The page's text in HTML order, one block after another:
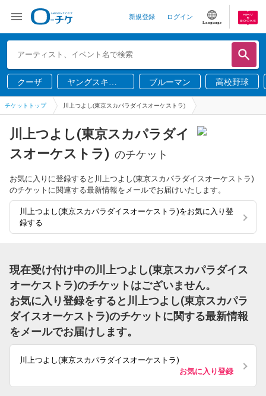
新規登録 ログイン
Language
クーザ
ヤングスキニ
ー
ブルーマン 高校野球
チケットトップ 川上つよし(東京スカパラダイスオーケストラ)
川上つよし(東京スカパラダイ
スオーケストラ) のチケット
お気に入りに登録すると川上つよし(東京スカパラダイスオーケストラ)
のチケットに関連する最新情報をメールでお届けいたします。
川上つよし(東京スカパラダイスオーケストラ)をお気に入り登
録する
現在受け付け中の川上つよし(東京スカパラダイス
オーケストラ)のチケットはございません。
お気に入り登録をすると川上つよし(東京スカパラ
ダイスオーケストラ)のチケットに関する最新情報
をメールでお届けします。
川上つよし(東京スカパラダイスオーケストラ)
お気に入り登録